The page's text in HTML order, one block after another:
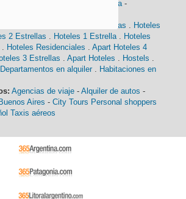
Historia-
Hoteles 4 Estrellas . Hoteles
2 Estrellas . Hoteles 1 Estrella. Hoteles
. Hoteles Residenciales . Apart Hoteles 4
3 Estrellas . Apart Hoteles . Hostels .
Departamentos en alquiler . Habitaciones en
Agencias de viaje - Alquiler de autos -
Aires - City Tours Personal shoppers
Taxis aéreos